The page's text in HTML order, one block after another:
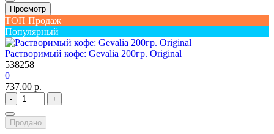
Просмотр
ТОП Продаж
Популярный
Растворимый кофе: Gevalia 200гр. Original
538258
0
737.00 р.
- +
Продано